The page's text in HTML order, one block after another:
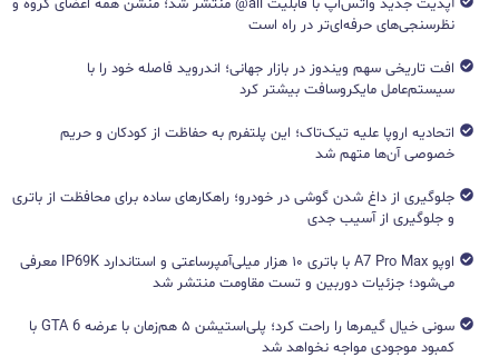
آپدیت جدید واتس‌اپ با قابلیت all@ منتشر شد؛ منشن همه اعضای گروه و
نظرسنجی‌های حرفه‌ای‌تر در راه است
افت تاریخی سهم ویندوز در بازار جهانی؛ اندروید فاصله خود را با
سیستم‌عامل مایکروسافت بیشتر کرد
اتحادیه اروپا علیه تیک‌تاک؛ این پلتفرم به حفاظت از کودکان و حریم
خصوصی آن‌ها متهم شد
جلوگیری از داغ شدن گوشی در خودرو؛ راهکارهای ساده برای محافظت از باتری
و جلوگیری از آسیب جدی
اوپو A7 Pro Max با باتری ۱۰ هزار میلی‌آمپرساعتی و استاندارد IP69K معرفی
می‌شود؛ جزئیات دوربین و تست مقاومت منتشر شد
سونی خیال گیمرها را راحت کرد؛ پلی‌استیشن ۵ هم‌زمان با عرضه GTA 6 با
کمبود موجودی مواجه نخواهد شد